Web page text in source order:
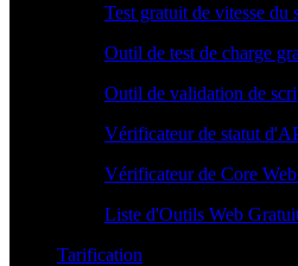
Test gratuit de vitesse du
Outil de test de charge
Outil de validation de
Vérificateur de statut
Vérificateur de Core
Liste d'Outils Web
Tarification